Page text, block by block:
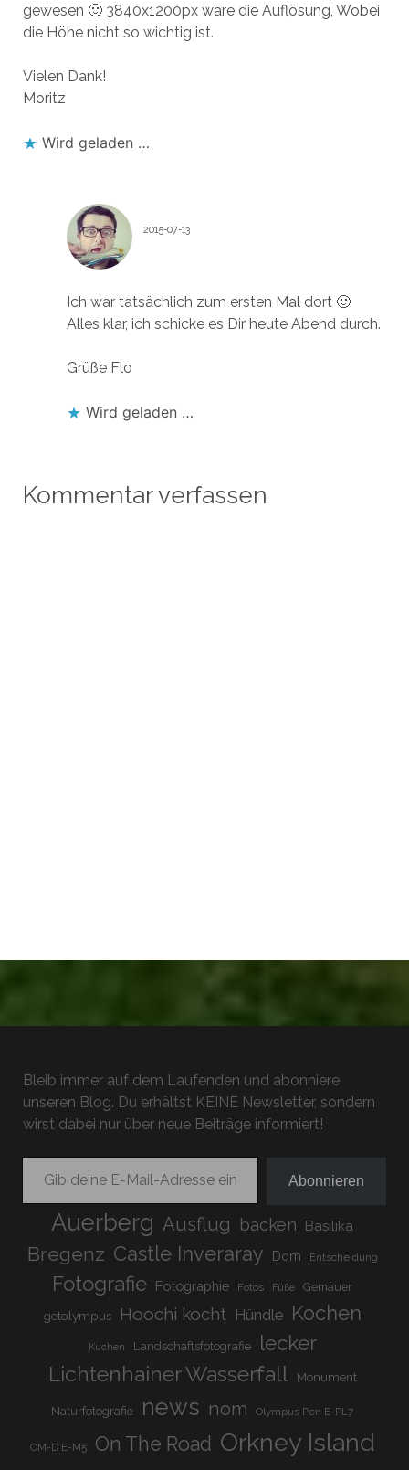
gewesen 🙂 3840x1200px wäre die Auflösung, Wobei
die Höhe nicht so wichtig ist.
Vielen Dank!
Moritz
Wird geladen …
2015-07-13
Ich war tatsächlich zum ersten Mal dort 🙂
Alles klar, ich schicke es Dir heute Abend durch.
Grüße Flo
Wird geladen …
Kommentar verfassen
Bleib immer auf dem Laufenden und abonniere
unseren Blog. Du erhältst KEINE Newsletter, sondern
wirst dabei nur über neue Beiträge informiert!
Gib deine E-Mail-Adresse ein ...
Abonnieren
Auerberg Ausflug backen Basilika
Bregenz Castle Inveraray Dom Entscheidung
Fotografie Fotographie Fotos Füße Gemäuer
getolympus Hoochi kocht Hündle Kochen
Kuchen Landschaftsfotografie lecker
Lichtenhainer Wasserfall Monument
Naturfotografie news nom Olympus Pen E-PL7
OM-D E-M5 On The Road Orkney Island